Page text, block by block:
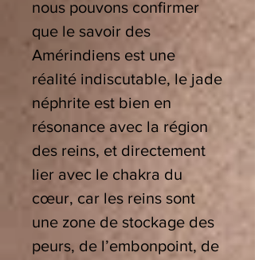
nous pouvons confirmer
que le savoir des
Amérindiens est une
réalité indiscutable, le jade
néphrite est bien en
résonance avec la région
des reins, et directement
lier avec le chakra du
cœur, car les reins sont
une zone de stockage des
peurs, de l’embonpoint, de